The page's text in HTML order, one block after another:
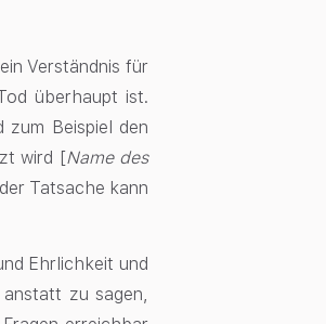
Verständnis für
überhaupt ist.
Beispiel den
wird [Name des
Tatsache kann
Ehrlichkeit und
anstatt zu sagen,